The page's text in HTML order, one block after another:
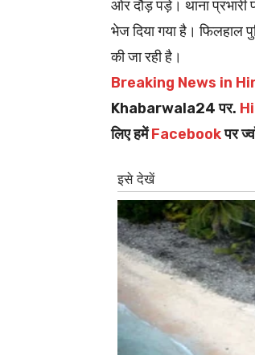
ओर दौड़ पड़े। थाना प्रभारी
भेज दिया गया है। फिलहाल
की जा रही है।
Breaking News in
Khabarwala24 पर.
लिए हमेंFacebookपर